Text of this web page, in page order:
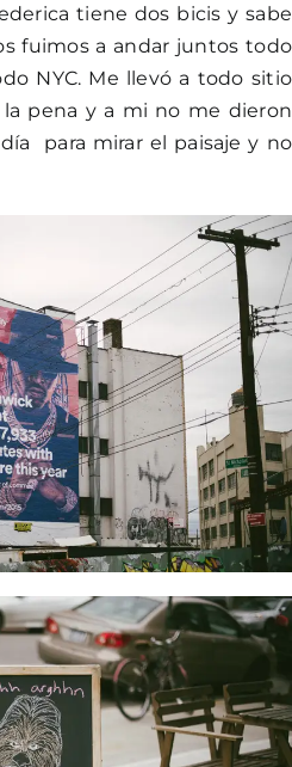
tiene dos bicis y sabe
fuimos a andar juntos todo
NYC. Me llevó a todo sitio
pena y a mi no me dieron
para mirar el paisaje y no